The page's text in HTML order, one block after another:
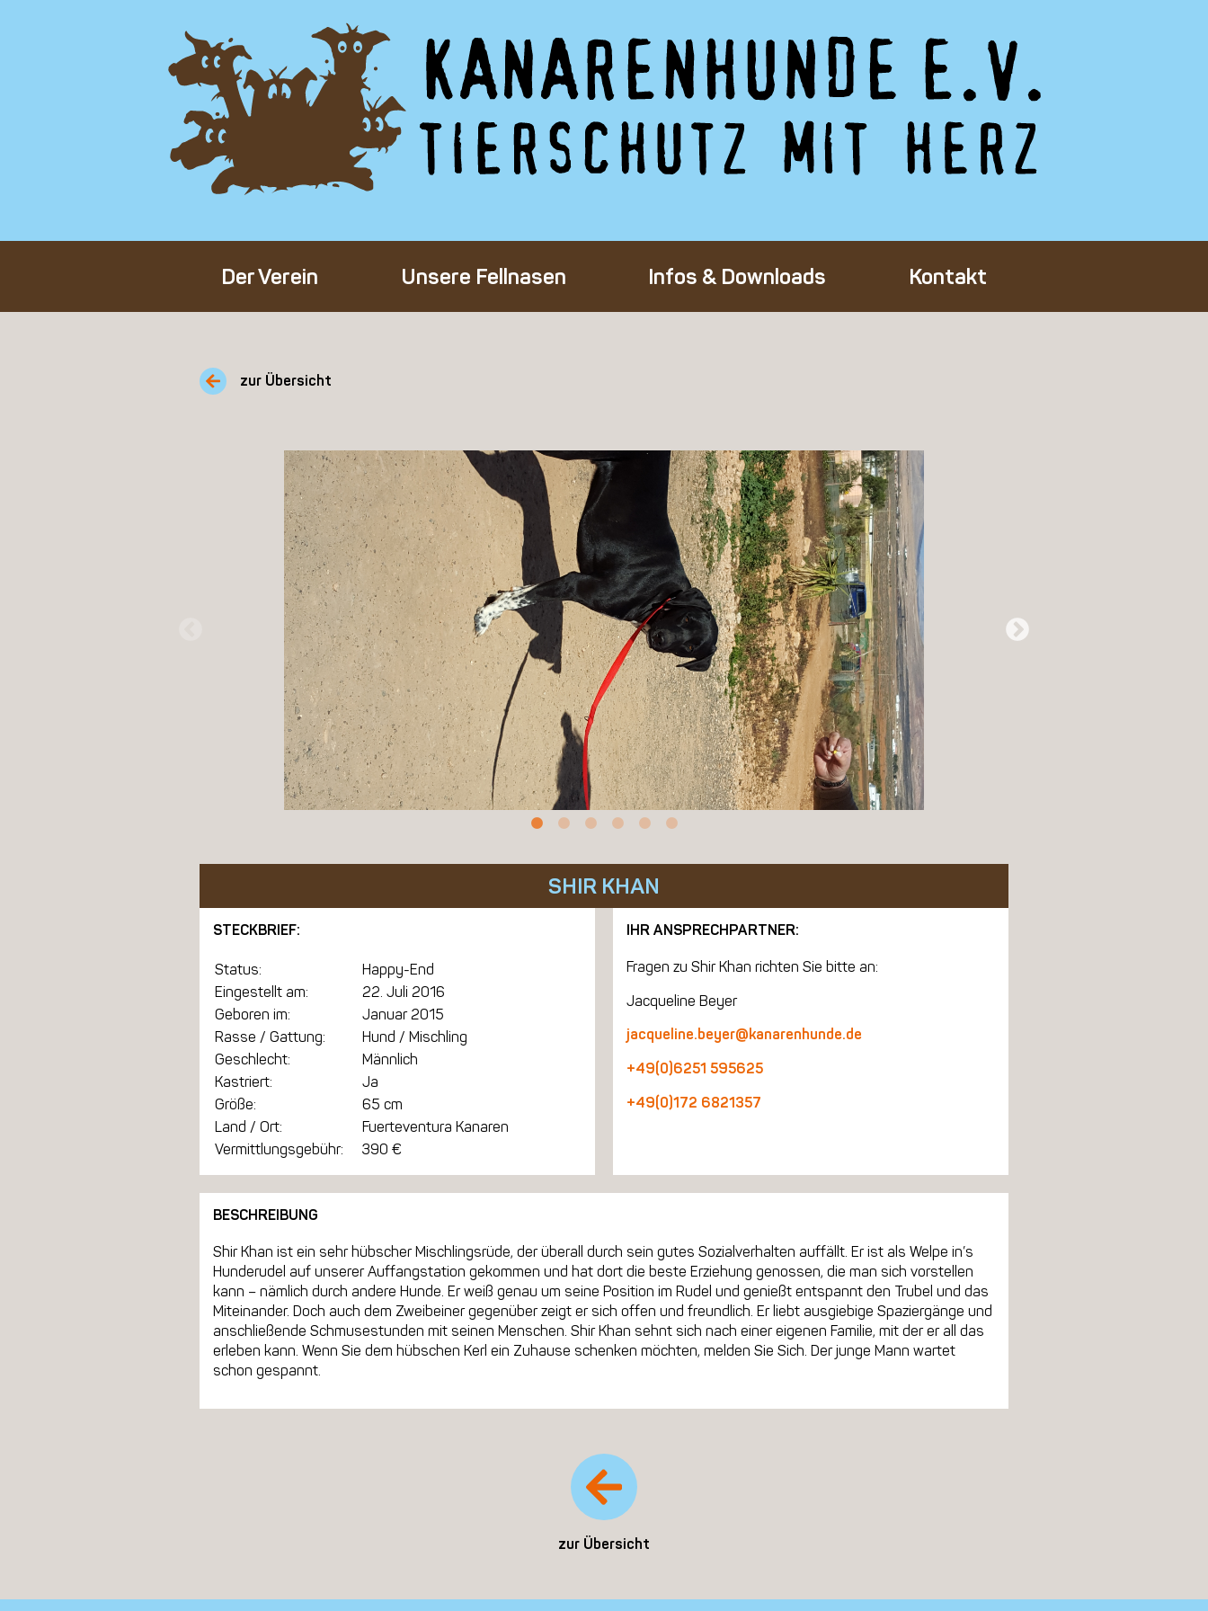
Der Verein
Über den Verein
Unser Team
Unsere Fellnasen
Alle Hunde
Infos & Downloads
Adoption eines Tieres
Pflegestelle
Mitgliedschaft
Spenden
Kontakt
zur Übersicht
SHIR KHAN
STECKBRIEF:
Status:
Happy-End
Eingestellt am:
22. Juli 2016
Geboren im:
Januar 2015
Rasse / Gattung:
Hund / Mischling
Geschlecht:
Männlich
Kastriert:
Ja
Größe:
65 cm
Land / Ort:
Fuerteventura Kanaren
Vermittlungsgebühr:
390 €
IHR ANSPRECHPARTNER:
Fragen zu Shir Khan richten Sie bitte an:
Jacqueline Beyer
jacqueline.beyer@kanarenhunde.de
+49(0)6251 595625
+49(0)172 6821357
BESCHREIBUNG
Shir Khan ist ein sehr hübscher Mischlingsrüde, der überall durch sein gutes Sozialverhalten auffällt. Er ist als Welpe in’s
Hunderudel auf unserer Auffangstation gekommen und hat dort die beste Erziehung genossen, die man sich vorstellen
kann – nämlich durch andere Hunde. Er weiß genau um seine Position im Rudel und genießt entspannt den Trubel und das
Miteinander. Doch auch dem Zweibeiner gegenüber zeigt er sich offen und freundlich. Er liebt ausgiebige Spaziergänge und
anschließende Schmusestunden mit seinen Menschen. Shir Khan sehnt sich nach einer eigenen Familie, mit der er all das
erleben kann. Wenn Sie dem hübschen Kerl ein Zuhause schenken möchten, melden Sie Sich. Der junge Mann wartet
schon gespannt.
zur Übersicht